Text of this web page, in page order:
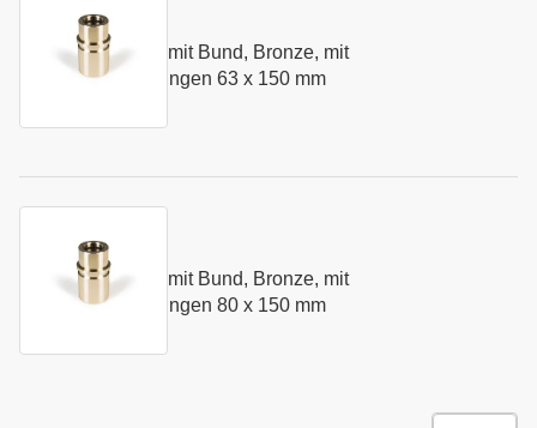
Führungsbuchse mit Bund, Bronze, mit
Festschmierstoffringen 63 x 150 mm
Kurzname:
N281.63
147853
Führungsbuchse mit Bund, Bronze, mit
Festschmierstoffringen 80 x 150 mm
Kurzname:
N281.80
147482